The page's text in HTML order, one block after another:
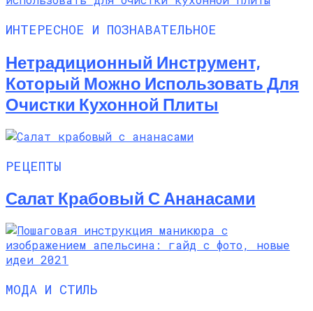
ИНТЕРЕСНОЕ И ПОЗНАВАТЕЛЬНОЕ
Нетрадиционный Инструмент,
Который Можно Использовать Для
Очистки Кухонной Плиты
РЕЦЕПТЫ
Салат Крабовый С Ананасами
МОДА И СТИЛЬ